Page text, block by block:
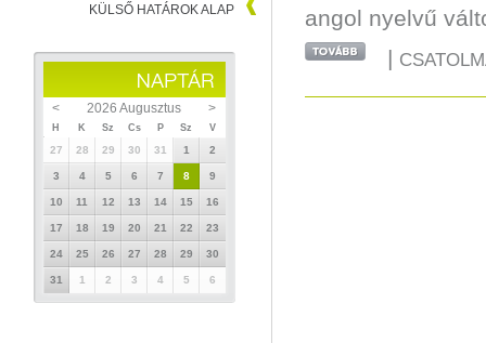
KÜLSŐ HATÁROK ALAP
< 2026 Augusztus >
H K Sz Cs P Sz V
27 28 29 30 31 1 2
3 4 5 6 7 8 9
10 11 12 13 14 15 16
17 18 19 20 21 22 23
24 25 26 27 28 29 30
31 1 2 3 4 5 6
angol nyelvű
|